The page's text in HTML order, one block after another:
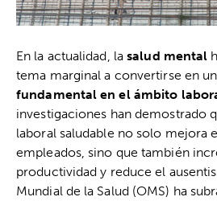
En la actualidad, lasalud mental
tema marginal a convertirse en
fundamental en el ámbito
investigaciones han demostrado
laboral saludable no solo mejora
empleados, sino que también
productividad y reduce el
Mundial de la Salud (OMS) ha